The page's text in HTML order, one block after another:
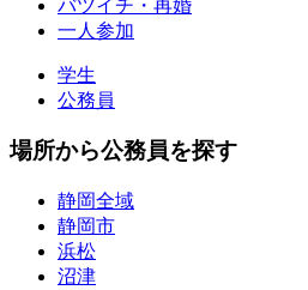
バツイチ・再婚
一人参加
学生
公務員
場所から公務員を探す
静岡全域
静岡市
浜松
沼津